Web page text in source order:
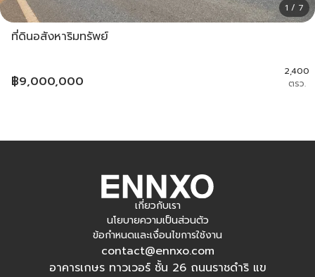
1 / 7
ที่ดินอสังหาริมทรัพย์
฿9,000,000
2,400
ตรว.
เกี่ยวกับเรา
นโยบายความเป็นส่วนตัว
ข้อกำหนดและเงื่อนไขการใช้งาน
contact@ennxo.com
อาคารเกษร ทาวเวอร์ ชั้น 26 ถนนราชดำริ แข